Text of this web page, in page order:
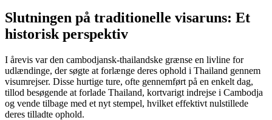
Slutningen på traditionelle visaruns: Et
historisk perspektiv
I årevis var den cambodjansk-thailandske grænse en livline for
udlændinge, der søgte at forlænge deres ophold i Thailand gennem
visumrejser. Disse hurtige ture, ofte gennemført på en enkelt dag,
tillod besøgende at forlade Thailand, kortvarigt indrejse i Cambodja
og vende tilbage med et nyt stempel, hvilket effektivt nulstillede
deres tilladte ophold.